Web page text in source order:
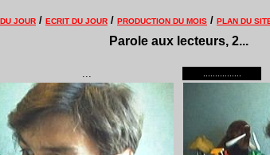
JOUR / ECRIT DU JOUR / PRODUCTION DU MOIS / PLAN DU
Parole aux lecteurs, 2...
...